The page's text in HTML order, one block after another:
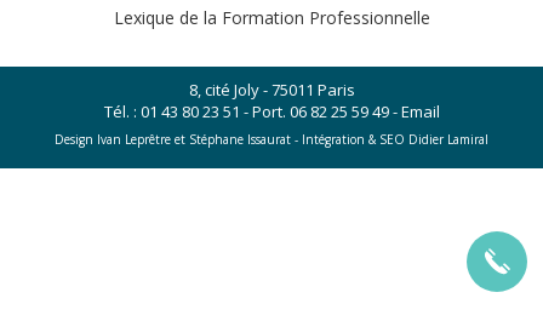
Lexique de la Formation Professionnelle
8, cité Joly - 75011 Paris
Tél. : 01 43 80 23 51 - Port. 06 82 25 59 49-Email
Design Ivan Leprêtre et Stéphane Issaurat - Intégration & SEO Didier Lamiral